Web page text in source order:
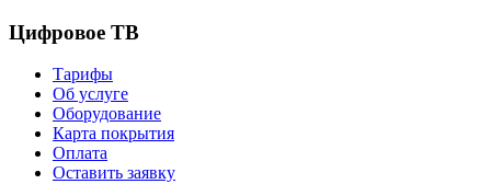
Цифровое ТВ
Тарифы
Об услуге
Оборудование
Карта покрытия
Оплата
Оставить заявку